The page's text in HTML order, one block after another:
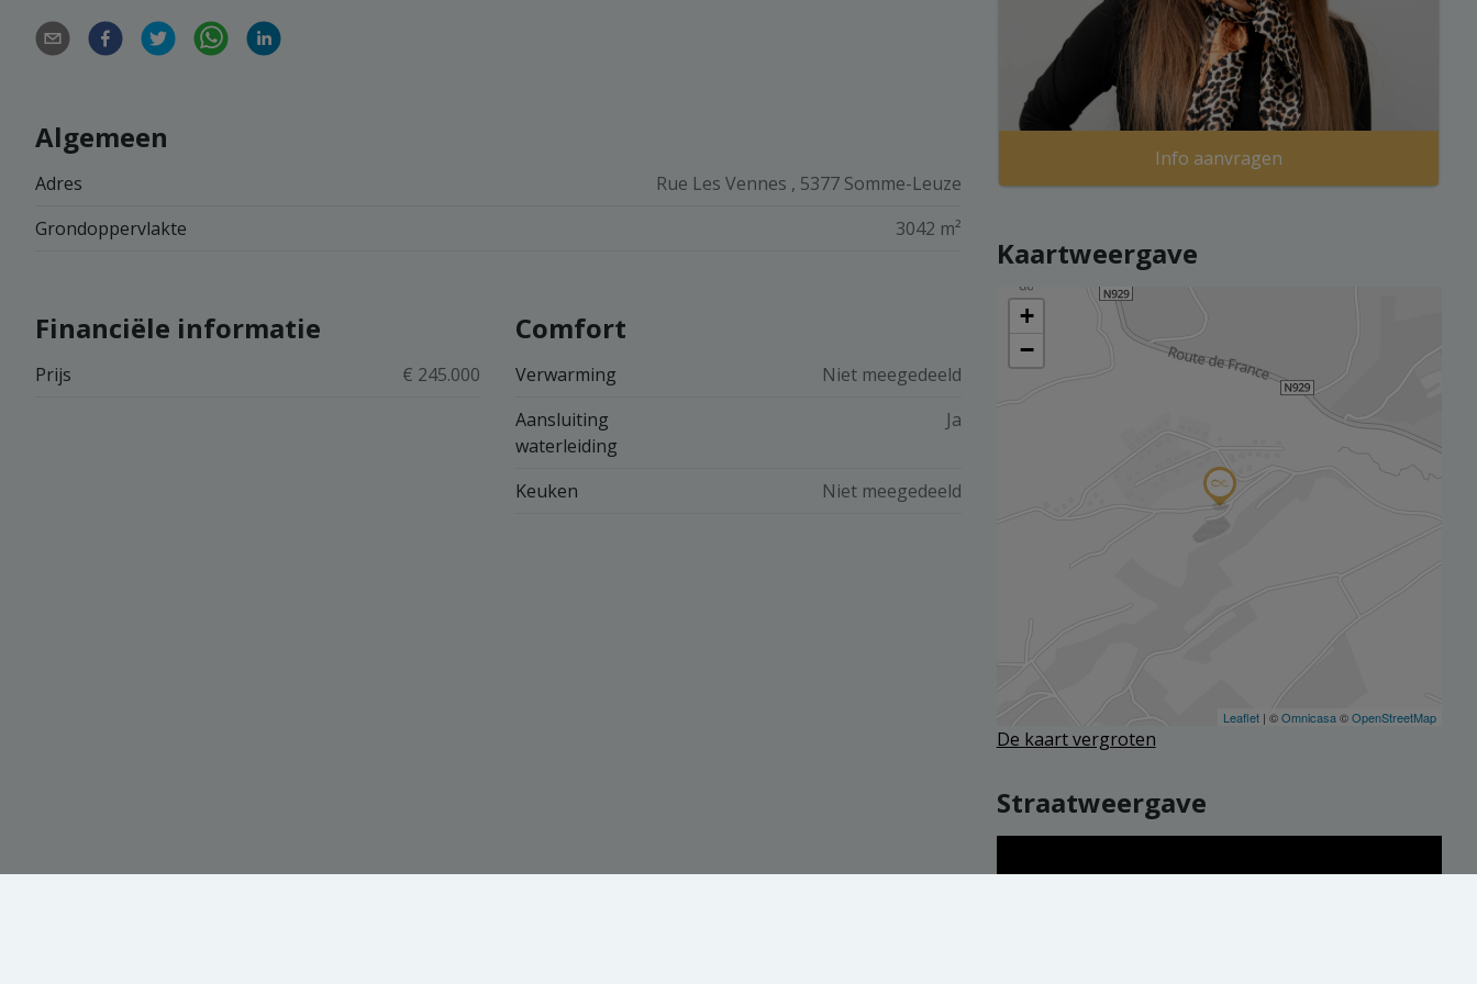
Algemeen
Adres
Rue Les Vennes , 5377 Somme-Leuze
Grondoppervlakte
3042 m²
Financiële informatie
Prijs € 245.000
Comfort
Verwarming
Niet meegedeeld
Aansluiting
waterleiding
Ja
Keuken Niet meegedeeld
Info aanvragen
Kaartweergave
De kaart vergroten
Straatweergave